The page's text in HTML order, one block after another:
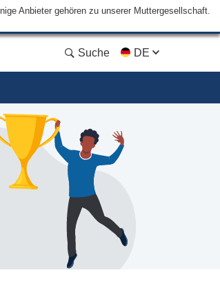
Anbieter gehören zu unserer Muttergesellschaft.
Suche DE